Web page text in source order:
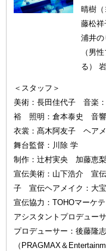
晴樹（
藤松
浦井の
（男
る）
＜スタッフ＞
美術：長田佳代子 音楽
裕 照明：倉本泰史 音響
衣裳：髙木阿友子 ヘア
舞台監督：川除 学
制作：辻村実央 加藤恵
宣伝美術：山下浩介 宣
子 宣伝ヘアメイク：大宝
宣伝協力：TOHOマーケ
アシスタントプロデュー
プロデューサー：後藤隆
（PRAGMAX＆